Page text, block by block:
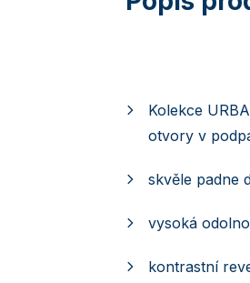
Kolekce
otvory v
skvěle padne
vysoká
kontrastní